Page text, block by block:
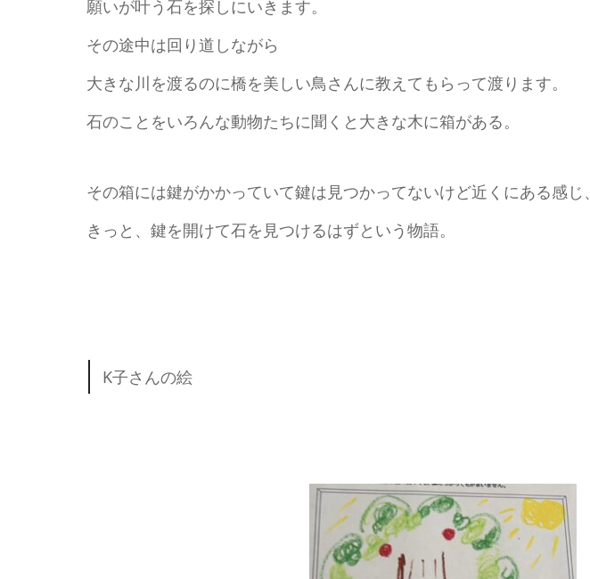
願いが叶う石を探しにいきます。
その途中は回り道しながら
大きな川を渡るのに橋を美しい鳥さんに教えてもらって渡ります。
石のことをいろんな動物たちに聞くと大きな木に箱がある。
その箱には鍵がかかっていて鍵は見つかってないけど近くにある感じ、
きっと、鍵を開けて石を見つけるはずという物語。
K子さんの絵